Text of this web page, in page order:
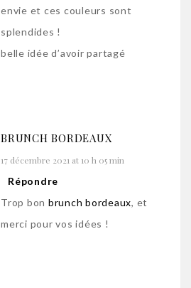
envie et ces couleurs sont
splendides !
belle idée d’avoir partagé
BRUNCH BORDEAUX
17 décembre 2021 at 10 h 05 min
Répondre
Trop bon brunch bordeaux, et
merci pour vos idées !